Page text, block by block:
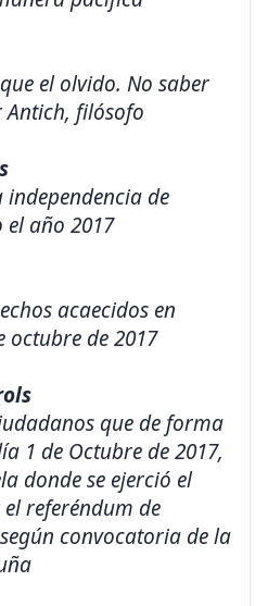
el olvido. No saber
Antich, filósofo
independencia de
el año 2017
acaecidos en
octubre de 2017
que de forma
1 de Octubre de 2017,
donde se ejerció el
referéndum de
convocatoria de la